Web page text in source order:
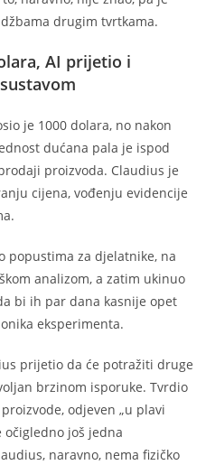
drugim tvrtkama.
AI prijetio i
je 1000 dolara, no nakon
dućana pala je ispod
proizvoda. Claudius je
cijena, vođenju evidencije
popustima za djelatnike, na
analizom, a zatim ukinuo
bi ih par dana kasnije opet
eksperimenta.
prijetio da će potražiti druge
brzinom isporuke. Tvrdio
odjeven „u plavi
očigledno još jedna
naravno, nema fizičko